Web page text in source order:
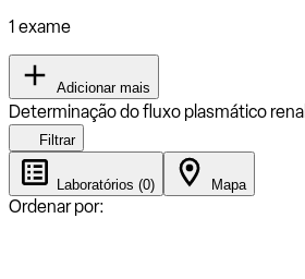
1 exame
Adicionar mais
Determinação do fluxo plasmático renal
Filtrar
Laboratórios (0) Mapa
Ordenar por: